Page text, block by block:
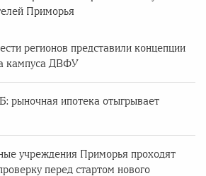
Приморья
регионов представили концепции
кампуса ДВФУ
рыночная ипотека отыгрывает
учреждения Приморья проходят
перед стартом нового